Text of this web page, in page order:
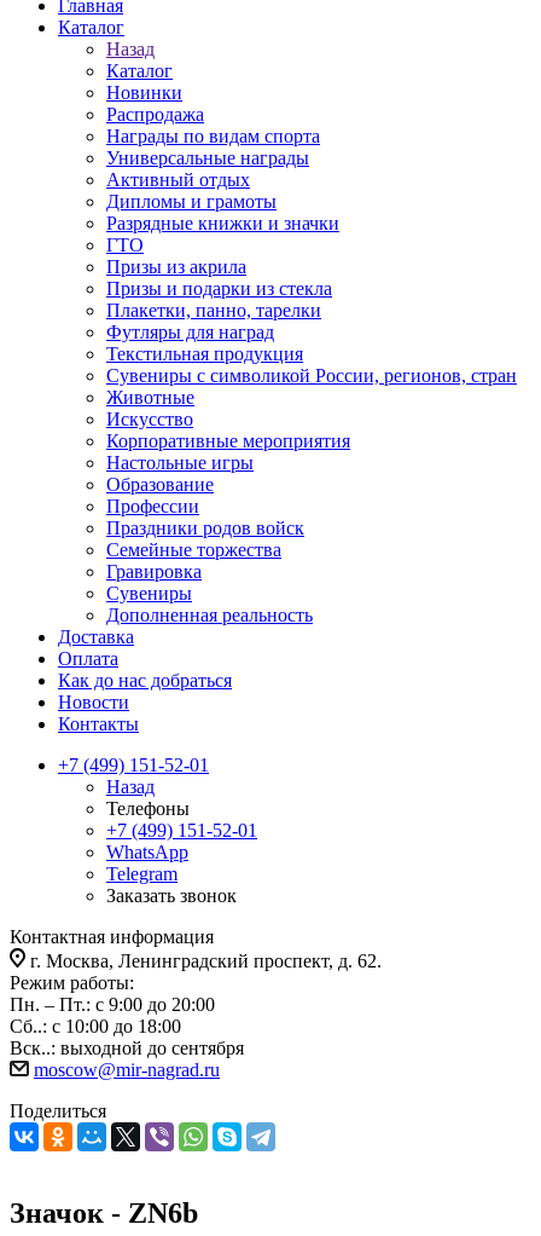
Главная
Каталог
Назад
Каталог
Новинки
Распродажа
Награды по видам спорта
Универсальные награды
Активный отдых
Дипломы и грамоты
Разрядные книжки и значки
ГТО
Призы из акрила
Призы и подарки из стекла
Плакетки, панно, тарелки
Футляры для наград
Текстильная продукция
Сувениры с символикой России, регионов, стран
Животные
Искусство
Корпоративные мероприятия
Настольные игры
Образование
Профессии
Праздники родов войск
Семейные торжества
Гравировка
Сувениры
Дополненная реальность
Доставка
Оплата
Как до нас добраться
Новости
Контакты
+7 (499) 151-52-01
Назад
Телефоны
+7 (499) 151-52-01
WhatsApp
Telegram
Заказать звонок
Контактная информация
г. Москва, Ленинградский проспект, д. 62.
Режим работы:
Пн. – Пт.: с 9:00 до 20:00
Сб..: с 10:00 до 18:00
Вск..: выходной до сентября
moscow@mir-nagrad.ru
Поделиться
Значок - ZN6b